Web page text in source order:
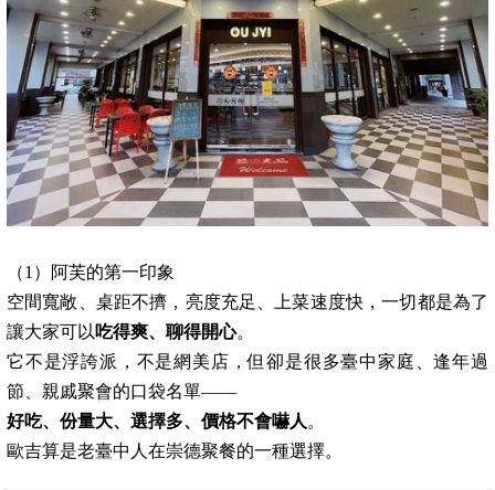
（1）阿芙的第一印象
空間寬敞、桌距不擠，亮度充足、上菜速度快，一切都是為了
讓大家可以 吃得爽、聊得開心。
它不是浮誇派，不是網美店，但卻是很多臺中家庭、逢年過
節、親戚聚會的口袋名單——
好吃、份量大、選擇多、價格不會嚇人 。
歐吉算是老臺中人在崇德聚餐的一種選擇。